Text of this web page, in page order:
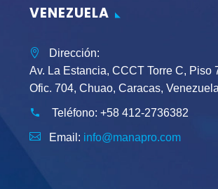
VENEZUELA
Dirección:
Av. La Estancia, CCCT Torre C, Piso
Ofic. 704, Chuao, Caracas,
Teléfono: +58 412-2736382
Email: info@manapro.com